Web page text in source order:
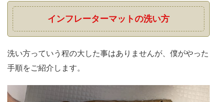
インフレーターマットの洗い方
洗い方っていう程の大した事はありませんが、僕がやった
手順をご紹介します。